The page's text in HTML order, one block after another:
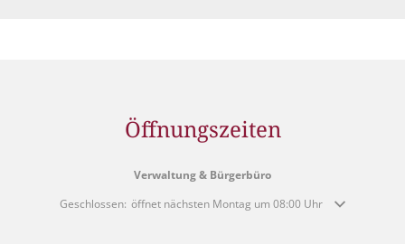
Öffnungszeiten
Verwaltung & Bürgerbüro
Klicken, um weitere Öffnungs- oder Schließzeiten auszublenden
Geschlossen: öffnet nächsten Montag um 08:00 Uhr